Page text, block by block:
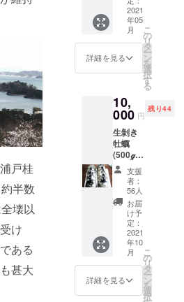
戸桂
半数
壊以
け
ある
甚大
売新聞全国
紙「島の団
結力が生命
線」
平成23年 4
ショー(たい
こ茶屋)
於：旧浦戸
第二小学校
平成23年 6
月 7日内閣府
ソーシャル
ビジネス六
本木ヒルズ
でプレゼン
月23日 一
2021
年05
月
詳細を見る
こ
の
リ
タ
ー
ン
を
選
択
す
る
10,
000 円
残り44
生剝き
牡蠣
(500ℊ)×
２。(10
月以降
の発送)
松島の
燻太郎
(牡蠣の
燻製オ
イル漬
け)×8。
(5月以
降の発
送) ※2回
支援
者：
56人
お届
け予
定：
2021
年10
月
詳細を見る
こ
の
リ
タ
ー
ン
を
選
択